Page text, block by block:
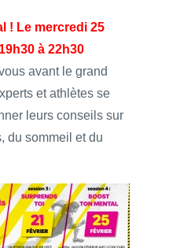
! Le mercredi 25
à 22h30
avant le grand
et athlètes se
leurs conseils sur
du sommeil et du